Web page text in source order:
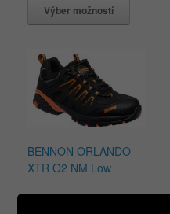
Výber možností
BENNON ORLANDO
XTR O2 NM Low